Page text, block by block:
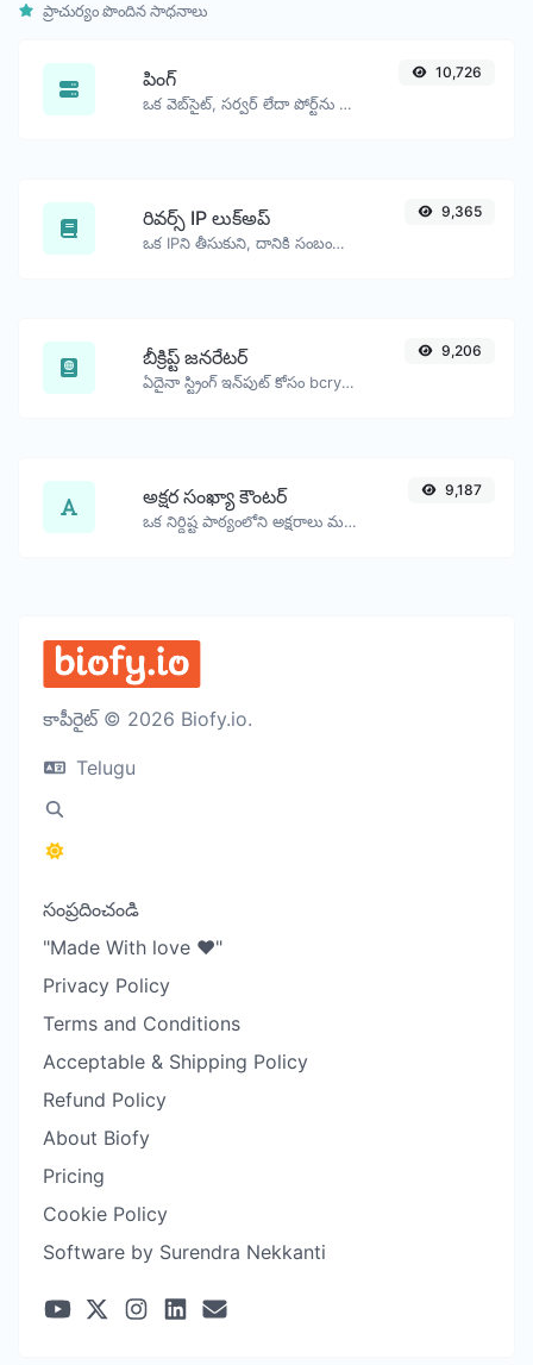
ప్రాచుర్యం పొందిన సాధనాలు
పింగ్
ఒక వెబ్‌సైట్, సర్వర్ లేదా పోర్ట్‌ను పింగ్ చేయండి.
10,726
రివర్స్ IP లుక్‌అప్
ఒక IPని తీసుకుని, దానికి సంబంధించి ఉన్న డొమైన్/హోస్ట్‌ను చూడండి.
9,365
బీక్రిప్ట్ జనరేటర్
ఏదైనా స్ట్రింగ్ ఇన్‌పుట్ కోసం bcrypt పాస్వర్డ్ హాష్‌ను రూపొందించండి.
9,206
అక్షర సంఖ్యా కౌంటర్
ఒక నిర్దిష్ట పాఠ్యంలోని అక్షరాలు మరియు పదాల సంఖ్యను లెక్కించండి.
9,187
కాపీరైట్ © 2026 Biofy.io.
Telugu
సంప్రదించండి
"Made With love ❤️"
Privacy Policy
Terms and Conditions
Acceptable & Shipping Policy
Refund Policy
About Biofy
Pricing
Cookie Policy
Software by Surendra Nekkanti